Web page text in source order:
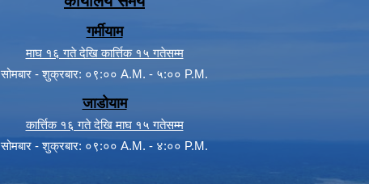
गर्मीयाम
माघ १६ गते देखि कार्त्तिक १५ गतेसम्म
सोमबार - शुक्रबार: ०९:०० A.M. - ५:०० P.M.
जाडोयाम
कार्त्तिक १६ गते देखि माघ १५ गतेसम्म
सोमबार - शुक्रबार: ०९:०० A.M. - ४:०० P.M.